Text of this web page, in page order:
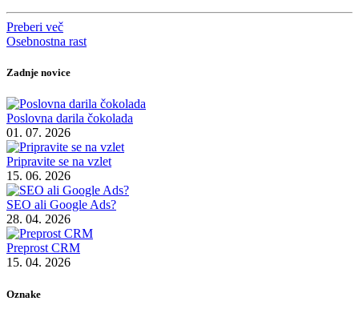
Preberi več
Osebnostna rast
Zadnje novice
Poslovna darila čokolada
01. 07. 2026
Pripravite se na vzlet
15. 06. 2026
SEO ali Google Ads?
28. 04. 2026
Preprost CRM
15. 04. 2026
Oznake